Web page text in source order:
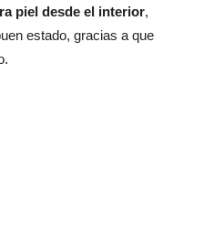
piel desde el interior,
estado, gracias a que